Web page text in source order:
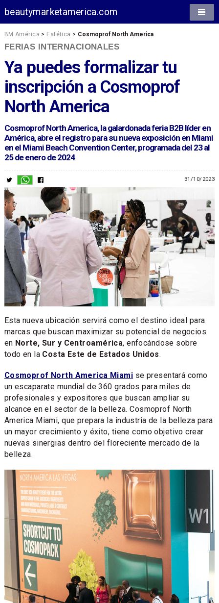
beautymarketamerica.com
BM América > Estética > Cosmoprof North America
FERIAS INTERNACIONALES
Ya puedes formalizar tu
inscripción a Cosmoprof
North America
Cosmoprof North America, la galardonada feria B2B líder en
América, abre el registro para su nueva exposición en Miami
en el Miami Beach Convention Center, programada del 23 al
25 de enero de 2024
31/10/2023
Esta nueva ubicación servirá como el destino ideal para
marcas que buscan maximizar su potencial de negocios
en Norte, Sur y Centroamérica, enfocándose sobre
todo en la Costa Este de Estados Unidos.
Cosmoprof North America Miami se presentará como
un escaparate mundial de 360 grados para miles de
profesionales y expositores que buscan ampliar su
alcance en el sector de la belleza. Cosmoprof North
America Miami, que prepara la industria de la belleza para
un mayor crecimiento y éxito, tiene como objetivo crear
nuevas sinergias dentro del floreciente mercado de la
belleza.